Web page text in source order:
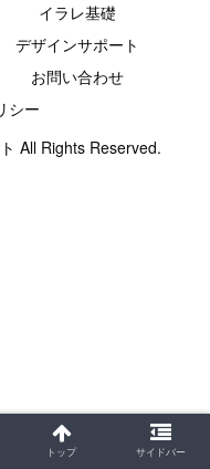
イラレ基礎
デザインサポート
お問い合わせ
シー
All Rights Reserved.
トップ サイドバー